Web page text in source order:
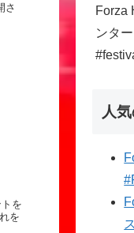
さ
を
を
Forza
ンタ
人